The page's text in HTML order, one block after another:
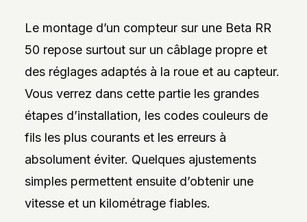
Le montage d’un compteur sur une Beta RR
50 repose surtout sur un câblage propre et
des réglages adaptés à la roue et au capteur.
Vous verrez dans cette partie les grandes
étapes d’installation, les codes couleurs de
fils les plus courants et les erreurs à
absolument éviter. Quelques ajustements
simples permettent ensuite d’obtenir une
vitesse et un kilométrage fiables.